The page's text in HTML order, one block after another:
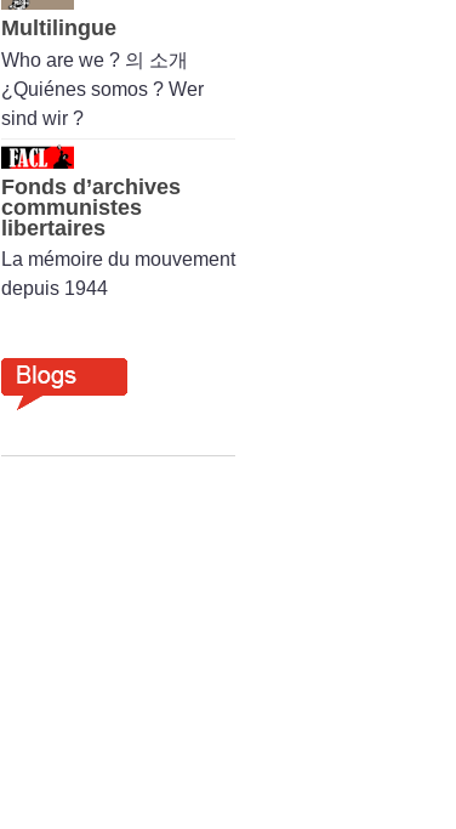
Multilingue
Who are we ? 의 소개
¿Quiénes somos ? Wer
sind wir ?
Fonds d’archives
communistes
libertaires
La mémoire du mouvement
depuis 1944